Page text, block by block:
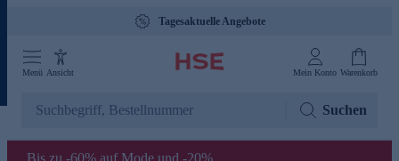
Tagesaktuelle Angebote
Menü Ansicht Mein Konto Warenkorb
Suchen
Bis zu -60% auf Mode und -20%